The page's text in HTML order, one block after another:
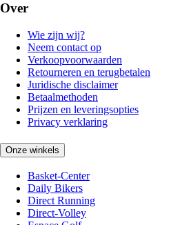
Over
Wie zijn wij?
Neem contact op
Verkoopvoorwaarden
Retourneren en terugbetalen
Juridische disclaimer
Betaalmethoden
Prijzen en leveringsopties
Privacy verklaring
Onze winkels
Basket-Center
Daily Bikers
Direct Running
Direct-Volley